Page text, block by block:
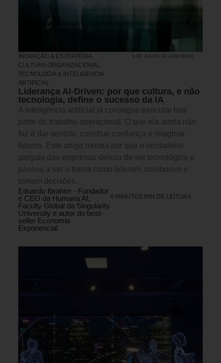
INOVAÇÃO & ESTRATÉGIA,
CULTURA ORGANIZACIONAL,
TECNOLOGIA & INTELIGENCIA
ARTIFICIAL
9 DE JULHO DE 2026 08H00
Liderança AI-Driven: por que cultura, e não
tecnologia, define o sucesso da IA
A inteligência artificial já consegue executar boa
parte do trabalho operacional. O que ela ainda não
faz é dar sentido, construir confiança e imaginar
futuros. Este artigo mostra por que o verdadeiro
gargalo das empresas deixou de ser tecnológico e
passou a ser a forma como lideram, colaboram e
tomam decisões.
Eduardo Ibrahim - Fundador
e CEO da Humana AI,
Faculty Global da Singularity
University e autor do best-
seller Economia
Exponencial
6 MINUTOS MIN DE LEITURA